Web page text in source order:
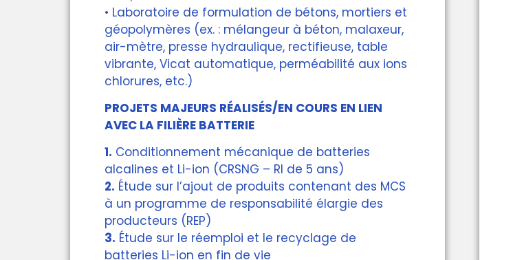
• Laboratoire de formulation de bétons, mortiers et
géopolymères (ex. : mélangeur à béton, malaxeur,
air-mètre, presse hydraulique, rectifieuse, table
vibrante, Vicat automatique, perméabilité aux ions
chlorures, etc.)
PROJETS MAJEURS RÉALISÉS/EN COURS EN LIEN
AVEC LA FILIÈRE BATTERIE
1. Conditionnement mécanique de batteries
alcalines et Li-ion (CRSNG – RI de 5 ans)
2. Étude sur l’ajout de produits contenant des MCS
à un programme de responsabilité élargie des
producteurs (REP)
3. Étude sur le réemploi et le recyclage de
batteries Li-ion en fin de vie